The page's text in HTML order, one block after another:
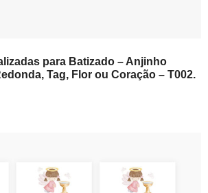
para Batizado – Anjinho
Tag, Flor ou Coração – T002.